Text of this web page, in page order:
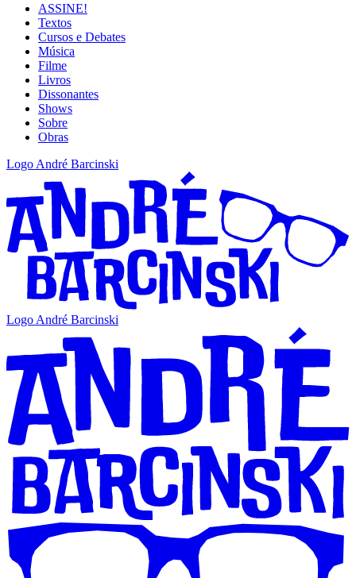
ASSINE!
Textos
Cursos e Debates
Música
Filme
Livros
Dissonantes
Shows
Sobre
Obras
Logo André Barcinski
Logo André Barcinski